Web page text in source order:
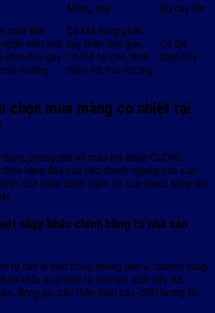
Mỏng, nhẹ
Độ dày lớn
mất thời
năm mới
phân hủy gây
trường
Có khả năng phân
hủy theo thời gian,
có thể tái chế, thân
thiện với môi trường
Có thể
phân hủy
chọn mua màng co nhiệt tại
phong phú về mẫu mã khiến CƯỜNG
hàng đầu của các doanh nghiệp sản xuất
còn nhận được niềm tin của khách hàng nhờ
nhập khẩu chính hãng từ nhà sản
tự hào là một trong những đơn vị chuyên cung
khẩu trực tiếp từ nhà sản xuất dây đai,
đóng gói cẩn thận đảm bảo chất lượng khi